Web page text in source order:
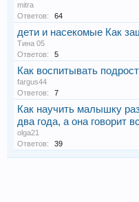
mitra
Ответов:
64
дети и насекомые Как
Тина 05
Ответов:
5
Как воспитывать
fargus44
Ответов:
7
Как научить малышку
два года, а она говорит
olga21
Ответов:
39